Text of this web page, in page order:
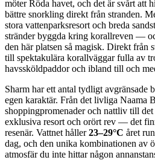
möter Röda havet, och det är svårt att
bättre snorkling direkt från stranden.
stora vattenparksresort och breda
stränder byggda kring korallreven —
den här platsen så magisk. Direkt från
till spektakulära korallväggar fulla av
havssköldpaddor och ibland till och
Sharm har ett antal tydligt avgränsade
egen karaktär. Från det livliga Naama
shoppingpromenader och nattliv till
exklusiva resort och orört rev — det
resenär. Vattnet håller23–29°C året
dag, och den unika kombinationen av
atmosfär du inte hittar någon